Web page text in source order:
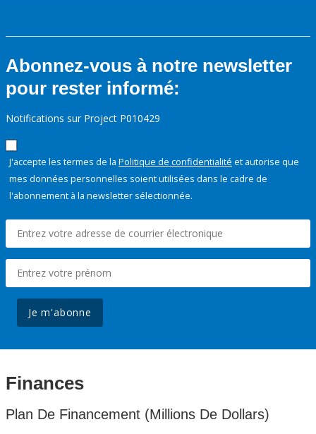
Abonnez-vous à notre newsletter
pour rester informé:
Notifications sur Project P010429
J'accepte les termes de la Politique de confidentialité et autorise que
mes données personnelles soient utilisées dans le cadre de
l'abonnement à la newsletter sélectionnée.
Je m'abonne
Finances
Plan De Financement (Millions De Dollars)